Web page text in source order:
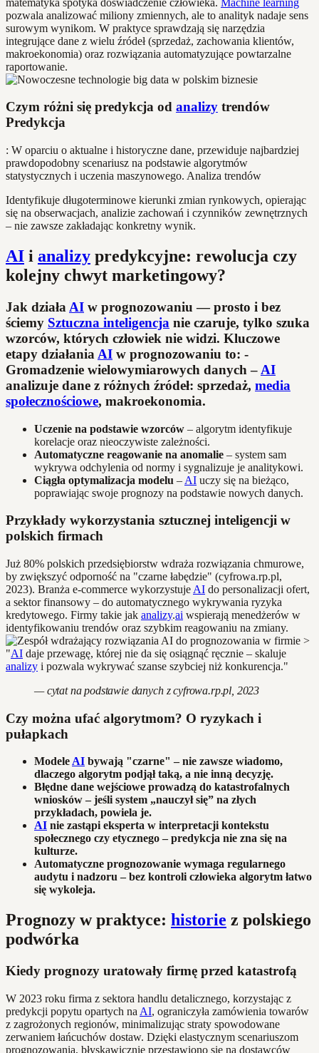
pozwala analizować miliony zmiennych, ale to analityk nadaje sens
surowym wynikom. W praktyce sprawdzają się narzędzia
integrujące dane z wielu źródeł (sprzedaż, zachowania klientów,
makroekonomia) oraz rozwiązania automatyzujące powtarzalne
raportowanie.
Czym różni się predykcja od analizy trendów
Predykcja
: W oparciu o aktualne i historyczne dane, przewiduje najbardziej
prawdopodobny scenariusz na podstawie algorytmów
statystycznych i uczenia maszynowego. Analiza trendów
Identyfikuje długoterminowe kierunki zmian rynkowych, opierając
się na obserwacjach, analizie zachowań i czynników zewnętrznych
– nie zawsze zakładając konkretny wynik.
AI i analizy predykcyjne: rewolucja czy
kolejny chwyt marketingowy?
Jak działa AI w prognozowaniu — prosto i bez
ściemy Sztuczna inteligencja nie czaruje, tylko szuka
wzorców, których człowiek nie widzi. Kluczowe
etapy działania AI w prognozowaniu to: -
Gromadzenie wielowymiarowych danych – AI
analizuje dane z różnych źródeł: sprzedaż, media
społecznościowe, makroekonomia.
Uczenie na podstawie wzorców – algorytm identyfikuje
korelacje oraz nieoczywiste zależności.
Automatyczne reagowanie na anomalie – system sam
wykrywa odchylenia od normy i sygnalizuje je analitykowi.
Ciągła optymalizacja modelu – AI uczy się na bieżąco,
poprawiając swoje prognozy na podstawie nowych danych.
Przykłady wykorzystania sztucznej inteligencji w
polskich firmach
Już 80% polskich przedsiębiorstw wdraża rozwiązania chmurowe,
by zwiększyć odporność na "czarne łabędzie" (cyfrowa.rp.pl,
2023). Branża e-commerce wykorzystuje AI do personalizacji ofert,
a sektor finansowy – do automatycznego wykrywania ryzyka
kredytowego. Firmy takie jak analizy.ai wspierają menedżerów w
identyfikowaniu trendów oraz szybkim reagowaniu na zmiany.
>
"AI daje przewagę, której nie da się osiągnąć ręcznie – skaluje
analizy i pozwala wykrywać szanse szybciej niż konkurencja."
— cytat na podstawie danych z cyfrowa.rp.pl, 2023
Czy można ufać algorytmom? O ryzykach i
pułapkach
ModeleAI bywają "czarne" – nie zawsze wiadomo,
dlaczego algorytm podjął taką, a nie inną decyzję.
Błędne dane wejściowe prowadzą do katastrofalnych
wniosków – jeśli system „nauczył się” na złych
przykładach, powiela je.
AI nie zastąpi eksperta w interpretacji kontekstu
społecznego czy etycznego – predykcja nie zna się na
kulturze.
Automatyczne prognozowanie wymaga regularnego
audytu i nadzoru – bez kontroli człowieka algorytm łatwo
się wykoleja.
Prognozy w praktyce: historie z polskiego
podwórka
Kiedy prognozy uratowały firmę przed katastrofą
W 2023 roku firma z sektora handlu detalicznego, korzystając z
predykcji popytu opartych na AI, ograniczyła zamówienia towarów
z zagrożonych regionów, minimalizując straty spowodowane
zerwaniem łańcuchów dostaw. Dzięki elastycznym scenariuszom
prognozowania, błyskawicznie przestawiono się na dostawców